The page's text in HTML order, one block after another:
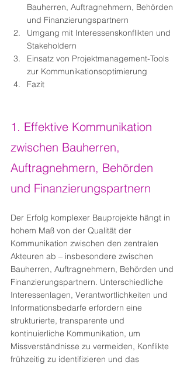
Bauherren, Auftragnehmern, Behörden
und Finanzierungspartnern
Umgang mit Interessenskonflikten und
Stakeholdern
Einsatz von Projektmanagement-Tools
zur Kommunikationsoptimierung
Fazit
1. Effektive Kommunikation
zwischen Bauherren,
Auftragnehmern, Behörden
und Finanzierungspartnern
Der Erfolg komplexer Bauprojekte hängt in
hohem Maß von der Qualität der
Kommunikation zwischen den zentralen
Akteuren ab – insbesondere zwischen
Bauherren, Auftragnehmern, Behörden und
Finanzierungspartnern. Unterschiedliche
Interessenlagen, Verantwortlichkeiten und
Informationsbedarfe erfordern eine
strukturierte, transparente und
kontinuierliche Kommunikation, um
Missverständnisse zu vermeiden, Konflikte
frühzeitig zu identifizieren und das